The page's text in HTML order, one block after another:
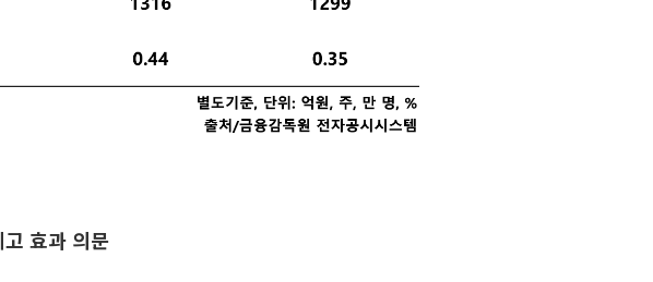
효과 의문